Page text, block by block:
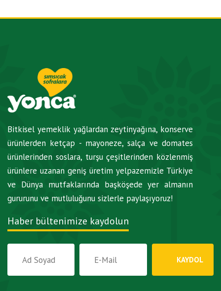
Bitkisel yemeklik yağlardan zeytinyağına, konserve
ürünlerden ketçap - mayoneze, salça ve domates
ürünlerinden soslara, turşu çeşitlerinden közlenmiş
ürünlere uzanan geniş üretim yelpazemizle Türkiye
ve Dünya mutfaklarında başköşede yer almanın
gururunu ve mutluluğunu sizlerle paylaşıyoruz!
Haber bültenimize kaydolun